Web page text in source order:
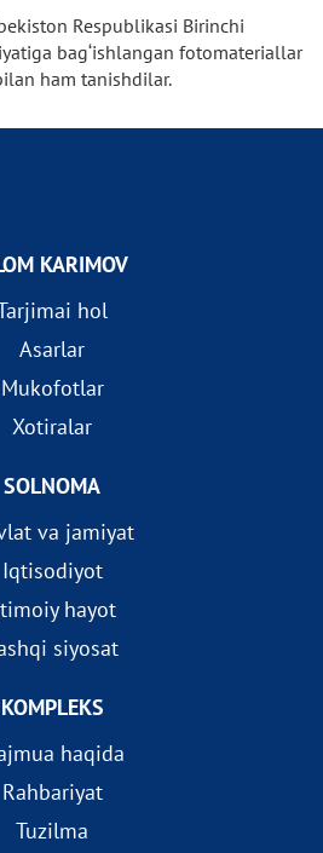
Respublikasi Birinchi
bag‘ishlangan fotomateriallar
ham tanishdilar.
KARIMOV
hol
Asarlar
Mukofotlar
Xotiralar
SOLNOMA
va jamiyat
Iqtisodiyot
hayot
siyosat
KOMPLEKS
haqida
Rahbariyat
Tuzilma